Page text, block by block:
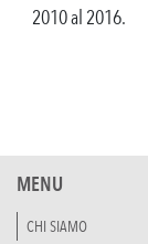
2010 al 2016.
MENU
CHI SIAMO